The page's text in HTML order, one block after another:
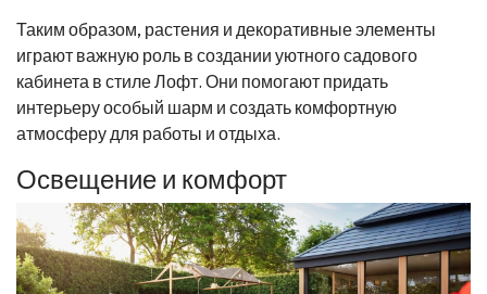
Таким образом, растения и декоративные элементы
играют важную роль в создании уютного садового
кабинета в стиле Лофт. Они помогают придать
интерьеру особый шарм и создать комфортную
атмосферу для работы и отдыха.
Освещение и комфорт